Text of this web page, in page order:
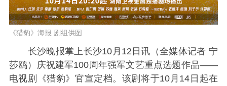
《猎豹》海报 剧组供图
长沙晚报掌上长沙10月12日讯（全媒体记者 宁
莎鸥）庆祝建军100周年强军文艺重点选题作品——
电视剧《猎豹》官宣定档。该剧将于10月14日起在